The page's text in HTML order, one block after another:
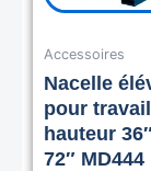
Accessoires
Nacelle
pour
hauteur
72″ MD444